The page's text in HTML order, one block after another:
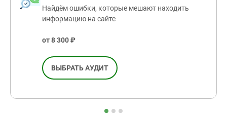
Найдём ошибки, которые мешают находить
информацию на сайте
от 8 300 ₽
ВЫБРАТЬ АУДИТ